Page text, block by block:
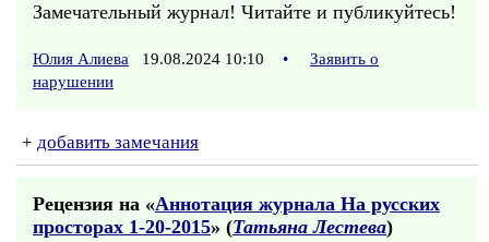
Замечательный журнал! Читайте и публикуйтесь!
Юлия Алиева 19.08.2024 10:10 •
Заявить о
нарушении
+ добавить замечания
Рецензия на «Аннотация журнала На русских
просторах 1-20-2015» (Татьяна Лестева)